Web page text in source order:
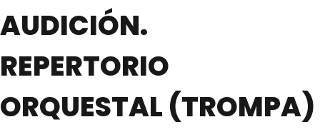
AUDICIÓN.
REPERTORIO
ORQUESTAL (TROMPA)